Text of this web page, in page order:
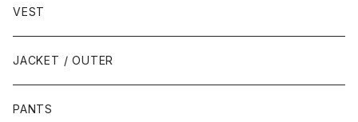
VEST
JACKET / OUTER
PANTS